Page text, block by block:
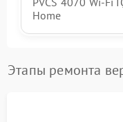
Home
Этапы ремонта